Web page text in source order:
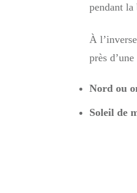
pendant
À
près
Nord ou
Soleil de